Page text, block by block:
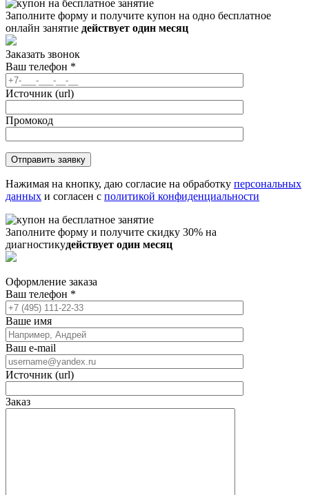
Заполните форму и получите купон на одно бесплатное
онлайн занятие действует один месяц
Заказать звонок
Ваш телефон *
Источник (url)
Промокод
Нажимая на кнопку, даю согласие на обработку персональных
данных и согласен с политикой конфиденциальности
Заполните форму и получите скидку 30% на
диагностикудействует один месяц
Оформление заказа
Ваш телефон *
Ваше имя
Ваш e-mail
Источник (url)
Заказ